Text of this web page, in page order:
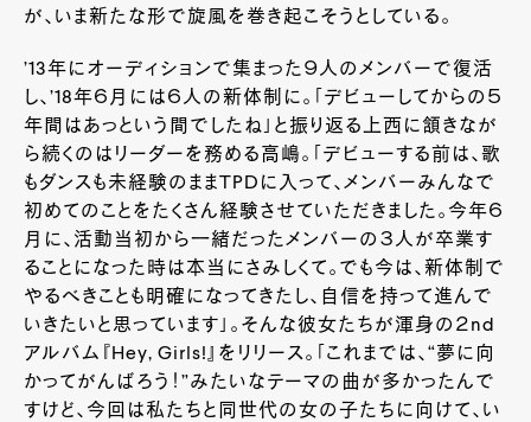
が、いま新たな形で旋風を巻き起こそうとしている。
’13年にオーディションで集まった９人のメンバーで復活
し、’18年６月には６人の新体制に。「デビューしてからの５
年間はあっという間でしたね」と振り返る上西に頷きなが
ら続くのはリーダーを務める高嶋。「デビューする前は、歌
もダンスも未経験のままTPD に入って、メンバーみんなで
初めてのことをたくさん経験させていただきました。今年６
月に、活動当初から一緒だったメンバーの３人が卒業す
ることになった時は本当にさみしくて。でも今は、新体制で
やるべきことも明確になってきたし、自信を持って進んで
いきたいと思っています」。そんな彼女たちが渾身の２nd
アルバム『 Hey, Girls!』をリリース。「これまでは、“夢に向
かってがんばろう！”みたいなテーマの曲が多かったんで
すけど、今回は私たちと同世代の女の子たちに向けて、い